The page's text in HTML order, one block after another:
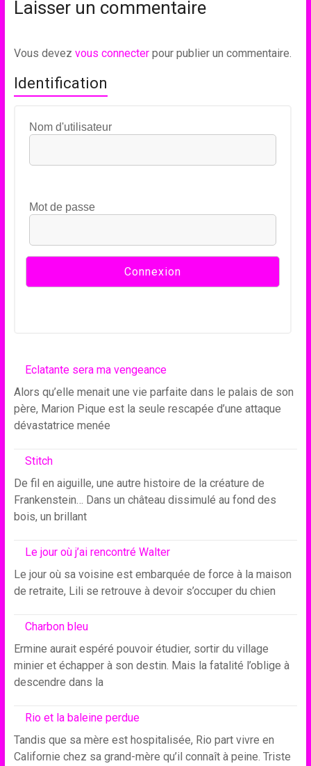
Laisser un commentaire
Vous devez vous connecterpour publier un commentaire.
Identification
Nom d'utilisateur
Mot de passe
Eclatante sera ma vengeance
Alors qu’elle menait une vie parfaite dans le palais de son
père, Marion Pique est la seule rescapée d’une attaque
dévastatrice menée
Stitch
De fil en aiguille, une autre histoire de la créature de
Frankenstein… Dans un château dissimulé au fond des
bois, un brillant
Le jour où j’ai rencontré Walter
Le jour où sa voisine est embarquée de force à la maison
de retraite, Lili se retrouve à devoir s’occuper du chien
Charbon bleu
Ermine aurait espéré pouvoir étudier, sortir du village
minier et échapper à son destin. Mais la fatalité l’oblige à
descendre dans la
Rio et la baleine perdue
Tandis que sa mère est hospitalisée, Rio part vivre en
Californie chez sa grand-mère qu’il connaît à peine. Triste